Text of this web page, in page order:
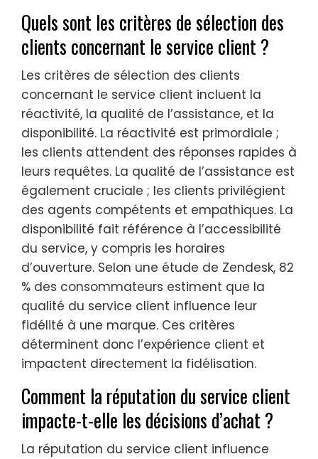
Quels sont les critères de sélection des
clients concernant le service client ?
Les critères de sélection des clients
concernant le service client incluent la
réactivité, la qualité de l’assistance, et la
disponibilité. La réactivité est primordiale ;
les clients attendent des réponses rapides à
leurs requêtes. La qualité de l’assistance est
également cruciale ; les clients privilégient
des agents compétents et empathiques. La
disponibilité fait référence à l’accessibilité
du service, y compris les horaires
d’ouverture. Selon une étude de Zendesk, 82
% des consommateurs estiment que la
qualité du service client influence leur
fidélité à une marque. Ces critères
déterminent donc l’expérience client et
impactent directement la fidélisation.
Comment la réputation du service client
impacte-t-elle les décisions d’achat ?
La réputation du service client influence